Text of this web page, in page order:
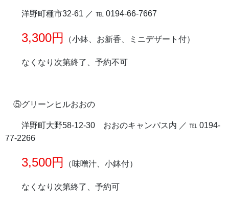
洋野町種市32-61 ／ ℡ 0194-66-7667
3,300円 （小鉢、お新香、ミニデザート付）
なくなり次第終了、予約不可
⑤グリーンヒルおおの
洋野町大野58-12-30 おおのキャンパス内 ／ ℡ 0194-
77-2266
3,500円 （味噌汁、小鉢付）
なくなり次第終了、予約可